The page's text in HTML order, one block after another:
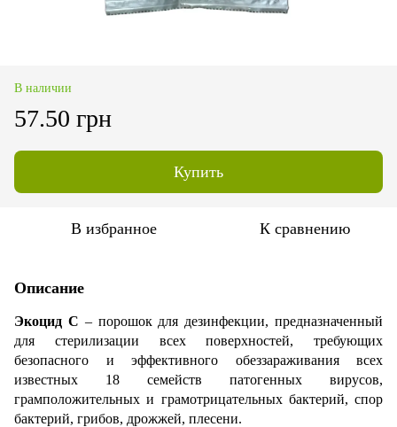
В наличии
57.50 грн
Купить
В избранное К сравнению
Описание
Экоцид С – порошок для дезинфекции, предназначенный
для стерилизации всех поверхностей, требующих
безопасного и эффективного обеззараживания всех
известных 18 семейств патогенных вирусов,
грамположительных и грамотрицательных бактерий, спор
бактерий, грибов, дрожжей, плесени.